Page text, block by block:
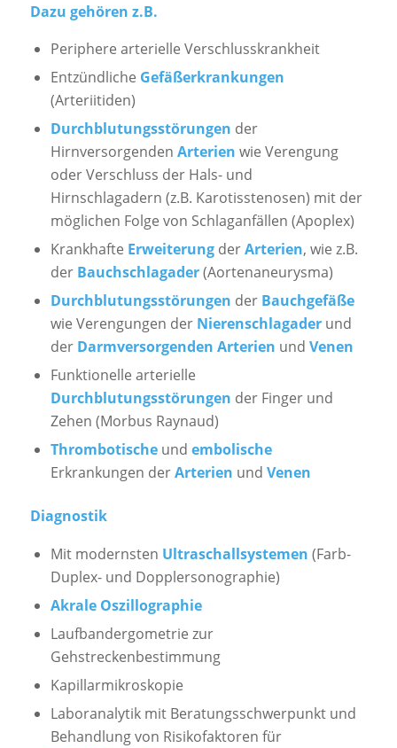
Dazu gehören z.B.
Periphere arterielle Verschlusskrankheit
Entzündliche Gefäßerkrankungen
(Arteriitiden)
Durchblutungsstörungen der
Hirnversorgenden Arterien wie Verengung
oder Verschluss der Hals- und
Hirnschlagadern (z.B. Karotisstenosen) mit der
möglichen Folge von Schlaganfällen (Apoplex)
Krankhafte ErweiterungderArterien, wie z.B.
der Bauchschlagader(Aortenaneurysma)
Durchblutungsstörungen der Bauchgefäße
wie Verengungen der Nierenschlagaderund
derDarmversorgenden Arterien und Venen
Funktionelle arterielle
Durchblutungsstörungen der Finger und
Zehen (Morbus Raynaud)
Thrombotischeund embolische
Erkrankungen derArterien und Venen
Diagnostik
Mit modernsten Ultraschallsystemen (Farb-
Duplex- und Dopplersonographie)
Akrale Oszillographie
Laufbandergometrie zur
Gehstreckenbestimmung
Kapillarmikroskopie
Laboranalytik mit Beratungsschwerpunkt und
Behandlung von Risikofaktoren für